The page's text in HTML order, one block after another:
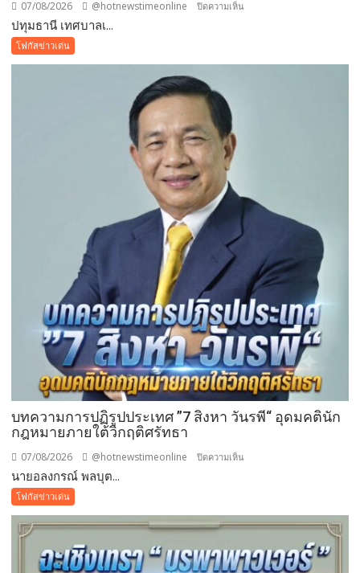
07/08/2026 @hotnewstimeonline ปิดความเห็น
กอง
ขยะ
เป็นก
บุญ
ปทุมธานี เทศบาลเ...
โฟกัสข่าวเด่น
บทความการปฏิรูปประเทศ ”7 สิงหา วันรพี“ อุดมคตินัก
กฎหมายภายใต้วิกฤติศรัทธา
07/08/2026 @hotnewstimeonline ปิดความเห็น
ประเทศ
สิง
นายอลงกรณ์ พลบุต...
โฟกัสข่าวเด่น